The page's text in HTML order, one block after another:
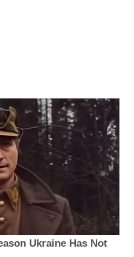
Ukraine Has Not